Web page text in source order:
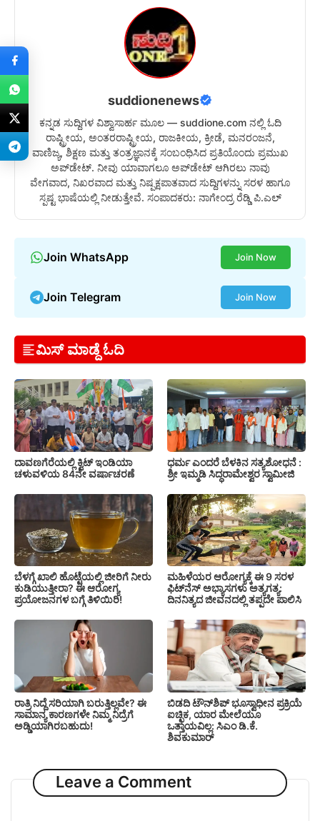
suddionenews
ಕನ್ನಡ ಸುದ್ದಿಗಳ ವಿಶ್ವಾಸಾರ್ಹ ಮೂಲ — suddione.com ನಲ್ಲಿ ಓದಿ
ರಾಷ್ಟ್ರೀಯ, ಅಂತರರಾಷ್ಟ್ರೀಯ, ರಾಜಕೀಯ, ಕ್ರೀಡೆ, ಮನರಂಜನೆ,
ವಾಣಿಜ್ಯ, ಶಿಕ್ಷಣ ಮತ್ತು ತಂತ್ರಜ್ಞಾನಕ್ಕೆ ಸಂಬಂಧಿಸಿದ ಪ್ರತಿಯೊಂದು ಪ್ರಮುಖ
ಅಪ್‌ಡೇಟ್. ನೀವು ಯಾವಾಗಲೂ ಅಪ್‌ಡೇಟ್ ಆಗಿರಲು ನಾವು
ವೇಗವಾದ, ನಿಖರವಾದ ಮತ್ತು ನಿಷ್ಪಕ್ಷಪಾತವಾದ ಸುದ್ದಿಗಳನ್ನು ಸರಳ ಹಾಗೂ
ಸ್ಪಷ್ಟ ಭಾಷೆಯಲ್ಲಿ ನೀಡುತ್ತೇವೆ. ಸಂಪಾದಕರು: ನಾಗೇಂದ್ರ ರೆಡ್ಡಿ ಪಿ.ಎಲ್
Join WhatsApp Join Now
Join Telegram Join Now
ಮಿಸ್ ಮಾಡ್ದೆ ಓದಿ
ದಾವಣಗೆರೆಯಲ್ಲಿ ಕ್ವಿಟ್ ಇಂಡಿಯಾ
ಚಳುವಳಿಯ 84ನೇ ವರ್ಷಾಚರಣೆ
ಧರ್ಮ ಎಂದರೆ ಬೆಳಕಿನ ಸತ್ಯಶೋಧನೆ :
ಶ್ರೀ ಇಮ್ಮಡಿ ಸಿದ್ಧರಾಮೇಶ್ವರ ಸ್ವಾಮೀಜಿ
ಬೆಳಗ್ಗೆ ಖಾಲಿ ಹೊಟ್ಟೆಯಲ್ಲಿ ಜೀರಿಗೆ ನೀರು
ಕುಡಿಯುತ್ತೀರಾ? ಈ ಆರೋಗ್ಯ
ಪ್ರಯೋಜನಗಳ ಬಗ್ಗೆ ತಿಳಿಯಿರಿ!
ಮಹಿಳೆಯರ ಆರೋಗ್ಯಕ್ಕೆ ಈ 9 ಸರಳ
ಫಿಟ್‌ನೆಸ್‌ ಅಭ್ಯಾಸಗಳು ಅತ್ಯಗತ್ಯ:
ದಿನನಿತ್ಯದ ಜೀವನದಲ್ಲಿ ತಪ್ಪದೇ ಪಾಲಿಸಿ
ರಾತ್ರಿ ನಿದ್ದೆ ಸರಿಯಾಗಿ ಬರುತ್ತಿಲ್ಲವೇ? ಈ
ಸಾಮಾನ್ಯ ಕಾರಣಗಳೇ ನಿಮ್ಮ ನಿದ್ರೆಗೆ
ಅಡ್ಡಿಯಾಗಿರಬಹುದು!
ಬಿಡದಿ ಟೌನ್‌ಶಿಪ್‌ ಭೂಸ್ವಾಧೀನ ಪ್ರಕ್ರಿಯೆ
ಐಚ್ಛಿಕ, ಯಾರ ಮೇಲೆಯೂ
ಒತ್ತಾಯವಿಲ್ಲ: ಸಿಎಂ ಡಿ.ಕೆ.
ಶಿವಕುಮಾರ್
Leave a Comment